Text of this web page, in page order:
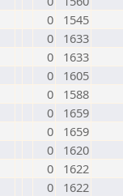
0
1545
0
1633
0
1633
0
1605
0
1588
0
1659
0
1659
0
1620
0
1622
0
1622